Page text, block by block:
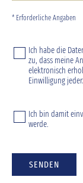
* Erforderliche Angaben
Ich habe die
zu, dass meine
elektronisch
Einwilligung
Ich bin damit
werde.
SENDEN